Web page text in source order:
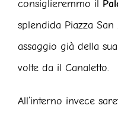
consiglieremmo il
splendida Piazza
assaggio già della
volte da il Canaletto.
All’interno invece